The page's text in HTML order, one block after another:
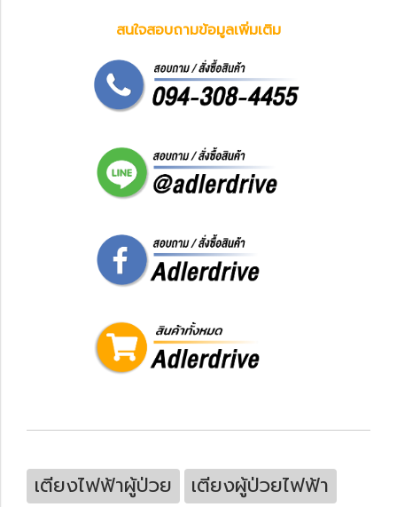
สนใจสอบถามข้อมูลเพิ่มเติม
เตียงไฟฟ้าผู้ป่วย
เตียงผู้ป่วยไฟฟ้า